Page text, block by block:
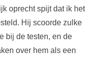
oprecht spijt dat ik het
Hij scoorde zulke
bij de testen, en de
over hem als een